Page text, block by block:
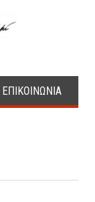
ΕΠΙΚΟΙΝΩΝΙΑ